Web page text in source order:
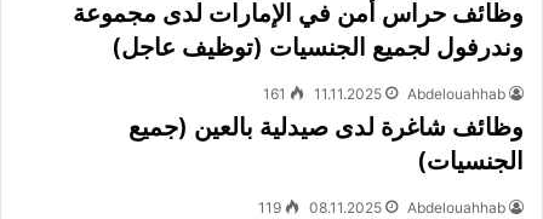
وظائف حراس أمن في الإمارات لدى مجموعة
وندرفول لجميع الجنسيات (توظيف عاجل)
Abdelouahhab
11.11.2025
161
وظائف شاغرة لدى صيدلية بالعين (جميع
الجنسيات)
Abdelouahhab
08.11.2025
119